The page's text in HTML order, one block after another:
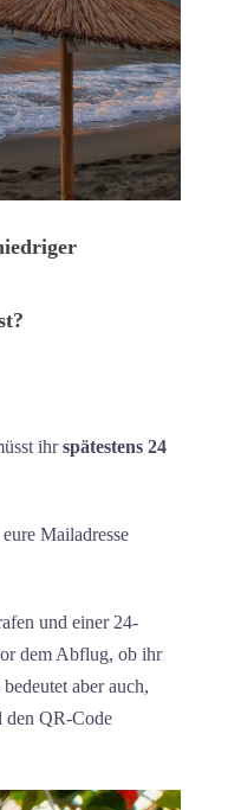
ihrspätestens 24
Mailadresse
und einer 24-
dem Abflug, ob ihr
aber auch,
den QR-Code